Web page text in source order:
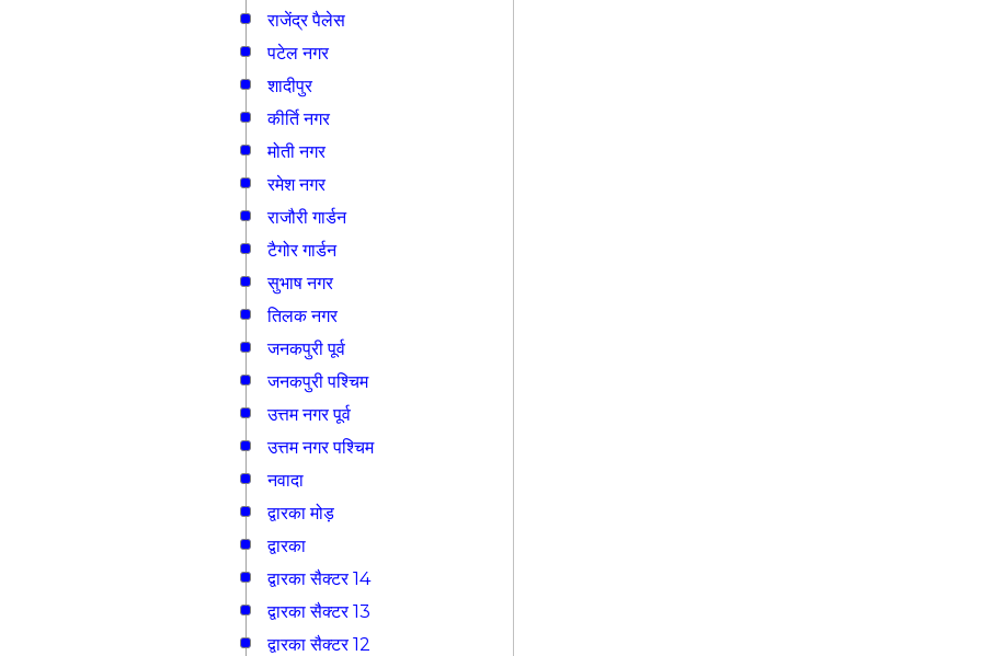
राजेंद्र पैलेस
पटेल नगर
शादीपुर
कीर्ति नगर
मोती नगर
रमेश नगर
राजौरी गार्डन
टैगोर गार्डन
सुभाष नगर
तिलक नगर
जनकपुरी पूर्व
जनकपुरी पश्चिम
उत्तम नगर पूर्व
उत्तम नगर पश्चिम
नवादा
द्वारका मोड़
द्वारका
द्वारका सैक्टर 14
द्वारका सैक्टर 13
द्वारका सैक्टर 12